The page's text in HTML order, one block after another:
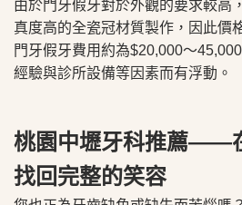
由於門牙假牙對於外觀的要求較高
真度高的全瓷冠材質製作，因此價
門牙假牙費用約為$20,000～
經驗與診所設備等因素而有浮動。
桃園中壢牙科推薦——
找回完整的笑容